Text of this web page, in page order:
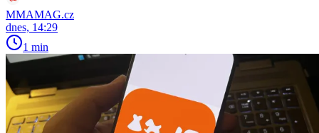
MMAMAG.cz
dnes, 14:29
1 min